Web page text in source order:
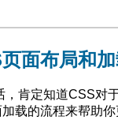
面布局和
肯定知道CSS对
载的流程来帮助